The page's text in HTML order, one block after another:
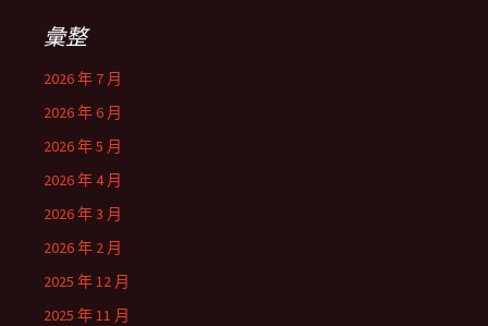
彙整
2026 年 7 月
2026 年 6 月
2026 年 5 月
2026 年 4 月
2026 年 3 月
2026 年 2 月
2025 年 12 月
2025 年 11 月